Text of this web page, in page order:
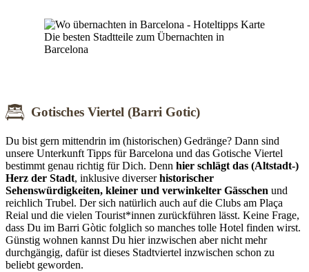
Die besten Stadtteile zum Übernachten in
Barcelona
Gotisches Viertel (Barri Gotic)
Du bist gern mittendrin im (historischen) Gedränge? Dann sind
unsere Unterkunft Tipps für Barcelona und das Gotische Viertel
bestimmt genau richtig für Dich. Denn hier schlägt das (Altstadt-)
Herz der Stadt, inklusive diverserhistorischer
Sehenswürdigkeiten, kleiner und verwinkelter Gässchen und
reichlich Trubel. Der sich natürlich auch auf die Clubs am Plaça
Reial und die vielen Tourist*innen zurückführen lässt. Keine Frage,
dass Du im Barri Gòtic folglich so manches tolle Hotel finden wirst.
Günstig wohnen kannst Du hier inzwischen aber nicht mehr
durchgängig, dafür ist dieses Stadtviertel inzwischen schon zu
beliebt geworden.